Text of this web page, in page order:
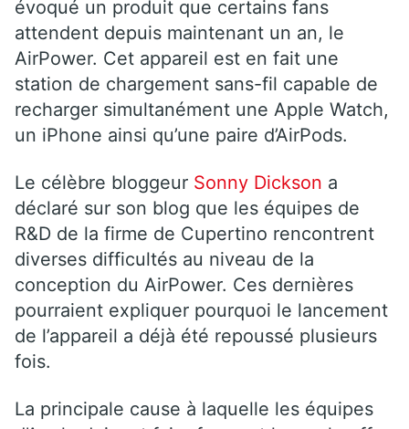
évoqué un produit que certains fans
attendent depuis maintenant un an, le
AirPower. Cet appareil est en fait une
station de chargement sans-fil capable de
recharger simultanément une Apple Watch,
un iPhone ainsi qu’une paire d’AirPods.
Le célèbre bloggeur Sonny Dickson a
déclaré sur son blog que les équipes de
R&D de la firme de Cupertino rencontrent
diverses difficultés au niveau de la
conception du AirPower. Ces dernières
pourraient expliquer pourquoi le lancement
de l’appareil a déjà été repoussé plusieurs
fois.
La principale cause à laquelle les équipes